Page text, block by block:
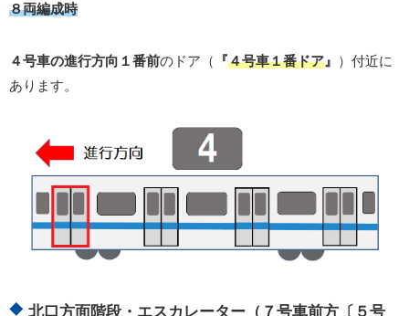
８両編成時
４号車の進行方向１番前のドア（ 『４号車１番ドア 』 ）付近に
あります。
北口方面階段・エスカレーター（７号車前方〔５号